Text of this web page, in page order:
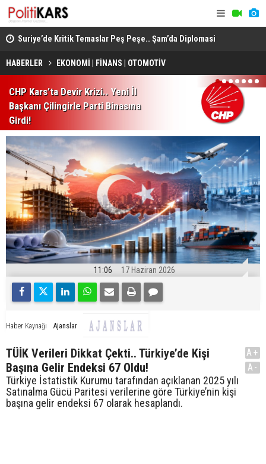
Suriye’de Kritik Temaslar Peş Peşe.. Şam’da Diplomasi
ve Güvenlik Gündemi Öne Çıktı!
HABERLER EKONOMİ | FİNANS | OTOMOTİV
CHP Kars’ta Devir Krizi.. Yeni İl
Başkanı Çilingirle Parti Binasına
Girdi!
1 2 3 4 5 6 7
11:06 17 Haziran 2026
Haber Kaynağı Ajanslar
TÜİK Verileri Dikkat Çekti.. Türkiye’de Kişi
Başına Gelir Endeksi 67 Oldu!
Türkiye İstatistik Kurumu tarafından açıklanan 2025 yılı
Satınalma Gücü Paritesi verilerine göre Türkiye’nin kişi
başına gelir endeksi 67 olarak hesaplandı.
A+
A-